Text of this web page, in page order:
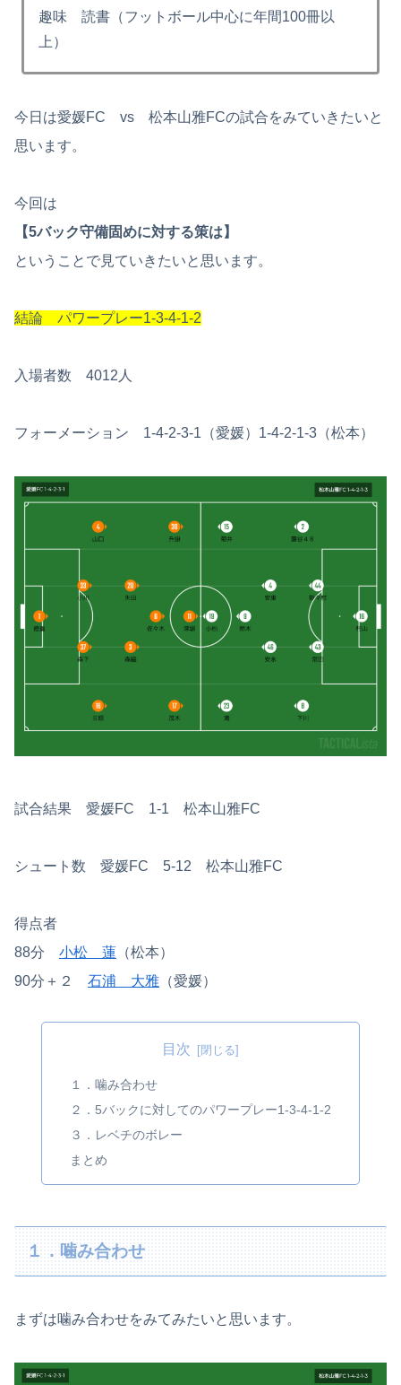
趣味 読書（フットボール中心に年間100冊以
上）
今日は愛媛FC vs 松本山雅FCの試合をみていきたいと
思います。
今回は
【5バック守備固めに対する策は】
ということで見ていきたいと思います。
結論 パワープレー1-3-4-1-2
入場者数 4012人
フォーメーション 1-4-2-3-1（愛媛）1-4-2-1-3（松本）
試合結果 愛媛FC 1-1 松本山雅FC
シュート数 愛媛FC 5-12 松本山雅FC
得点者
88分 小松 蓮 （松本）
90分＋２ 石浦 大雅 （愛媛）
目次
１．噛み合わせ
２．5バックに対してのパワープレー1-3-4-1-2
３．レベチのボレー
まとめ
１．噛み合わせ
まずは噛み合わせをみてみたいと思います。